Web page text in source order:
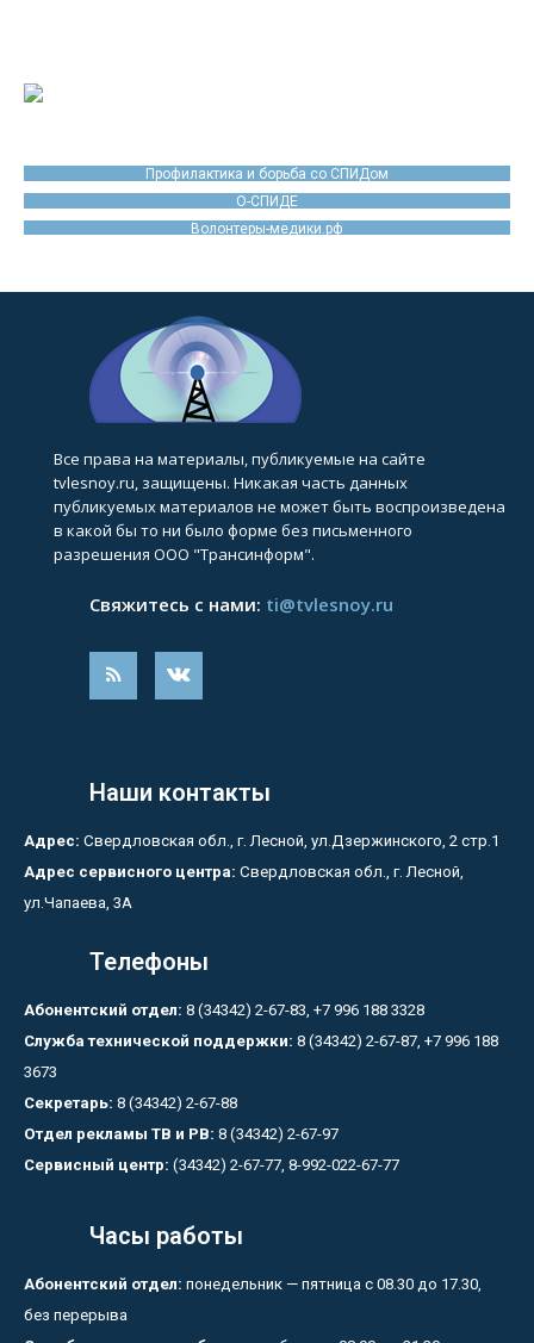
Профилактика и борьба со СПИДом
О-СПИДЕ
Волонтеры-медики.рф
Все права на материалы, публикуемые на сайте
tvlesnoy.ru, защищены. Никакая часть данных
публикуемых материалов не может быть воспроизведена
в какой бы то ни было форме без письменного
разрешения ООО "Трансинформ".
Свяжитесь с нами: ti@tvlesnoy.ru
Наши контакты
Адрес: Свердловская обл., г. Лесной, ул.Дзержинского, 2 стр.1
Адрес сервисного центра: Свердловская обл., г. Лесной,
ул.Чапаева, 3А
Телефоны
Абонентский отдел: 8 (34342) 2-67-83, +7 996 188 3328
Служба технической поддержки: 8 (34342) 2-67-87, +7 996 188
3673
Секретарь: 8 (34342) 2-67-88
Отдел рекламы ТВ и РВ: 8 (34342) 2-67-97
Сервисный центр: (34342) 2-67-77, 8-992-022-67-77
Часы работы
Абонентский отдел: понедельник — пятница с 08.30 до 17.30,
без перерыва